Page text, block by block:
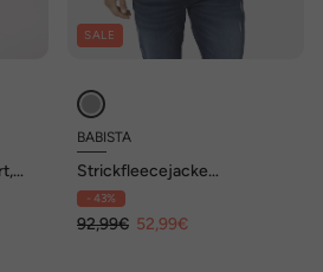
SALE
BABISTA
Strickfleecejacke
FIORELONI
- 43%
92,99€ 52,99€